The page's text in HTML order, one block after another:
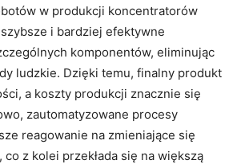
w produkcji ‌koncentratorów⁣
i ⁣bardziej efektywne
komponentów, eliminując
ludzkie. ‍Dzięki temu, ⁤finalny produkt⁣
a⁤ koszty produkcji​ znacznie się
‍zautomatyzowane procesy⁢
reagowanie na zmieniające‌ się
z kolei​ przekłada się na większą